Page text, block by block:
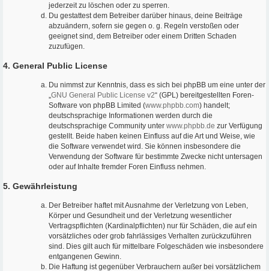
jederzeit zu löschen oder zu sperren.
Du gestattest dem Betreiber darüber hinaus, deine Beiträge
abzuändern, sofern sie gegen o. g. Regeln verstoßen oder
geeignet sind, dem Betreiber oder einem Dritten Schaden
zuzufügen.
4. General Public License
Du nimmst zur Kenntnis, dass es sich bei phpBB um eine unter der
„GNU General Public License v2“ (GPL) bereitgestellten Foren-
Software von phpBB Limited (www.phpbb.com) handelt;
deutschsprachige Informationen werden durch die
deutschsprachige Community unter www.phpbb.de zur Verfügung
gestellt. Beide haben keinen Einfluss auf die Art und Weise, wie
die Software verwendet wird. Sie können insbesondere die
Verwendung der Software für bestimmte Zwecke nicht untersagen
oder auf Inhalte fremder Foren Einfluss nehmen.
5. Gewährleistung
Der Betreiber haftet mit Ausnahme der Verletzung von Leben,
Körper und Gesundheit und der Verletzung wesentlicher
Vertragspflichten (Kardinalpflichten) nur für Schäden, die auf ein
vorsätzliches oder grob fahrlässiges Verhalten zurückzuführen
sind. Dies gilt auch für mittelbare Folgeschäden wie insbesondere
entgangenen Gewinn.
Die Haftung ist gegenüber Verbrauchern außer bei vorsätzlichem